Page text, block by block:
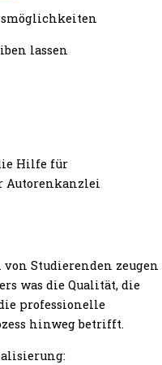
Hilfe für
Autorenkanzlei
Studierenden zeugen
was die Qualität, die
professionelle
hinweg betrifft.